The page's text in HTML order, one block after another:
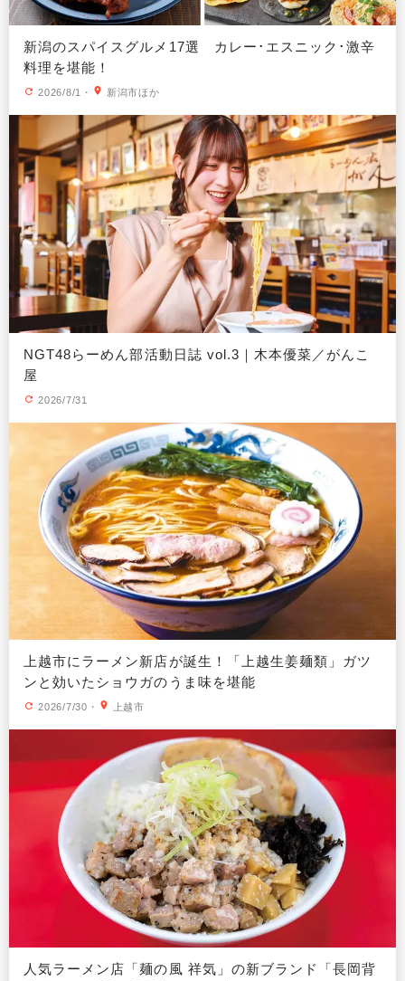
新潟のスパイスグルメ17選 カレー･エスニック･激辛
料理を堪能！
2026/8/1 ・ 新潟市ほか
NGT48らーめん部活動日誌 vol.3｜木本優菜／がんこ
屋
2026/7/31
上越市にラーメン新店が誕生！「上越生姜麺類」ガツ
ンと効いたショウガのうま味を堪能
2026/7/30 ・ 上越市
人気ラーメン店「麺の風 祥気」の新ブランド「長岡背